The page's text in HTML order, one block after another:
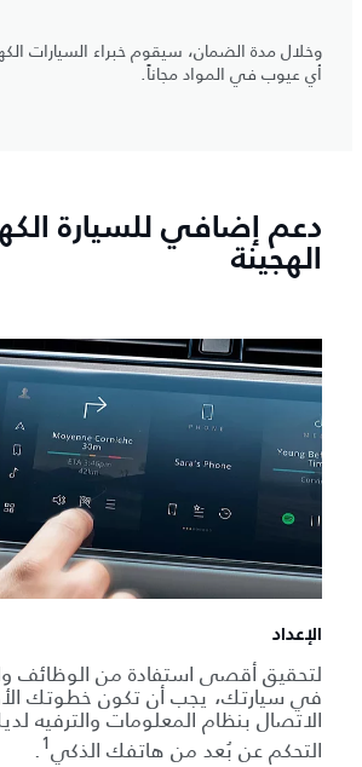
وخلال مدة الضمان، سيقوم خبراء السيارات
أي عيوب في المواد مجاناً.
دعم إضافي للسيارة
الهجينة
الإعداد
لتحقيق أقصى استفادة من الوظائف
في سيارتك، يجب أن تكون خطوتك
الاتصال بنظام المعلومات والترفيه
التحكم عن بُعد من هاتفك الذكي1
.